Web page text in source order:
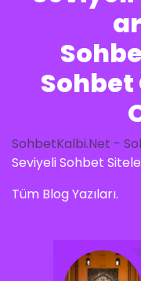
SohbetKalbi.Net -
Seviyeli Sohbet
Tüm Blog Yazıları.